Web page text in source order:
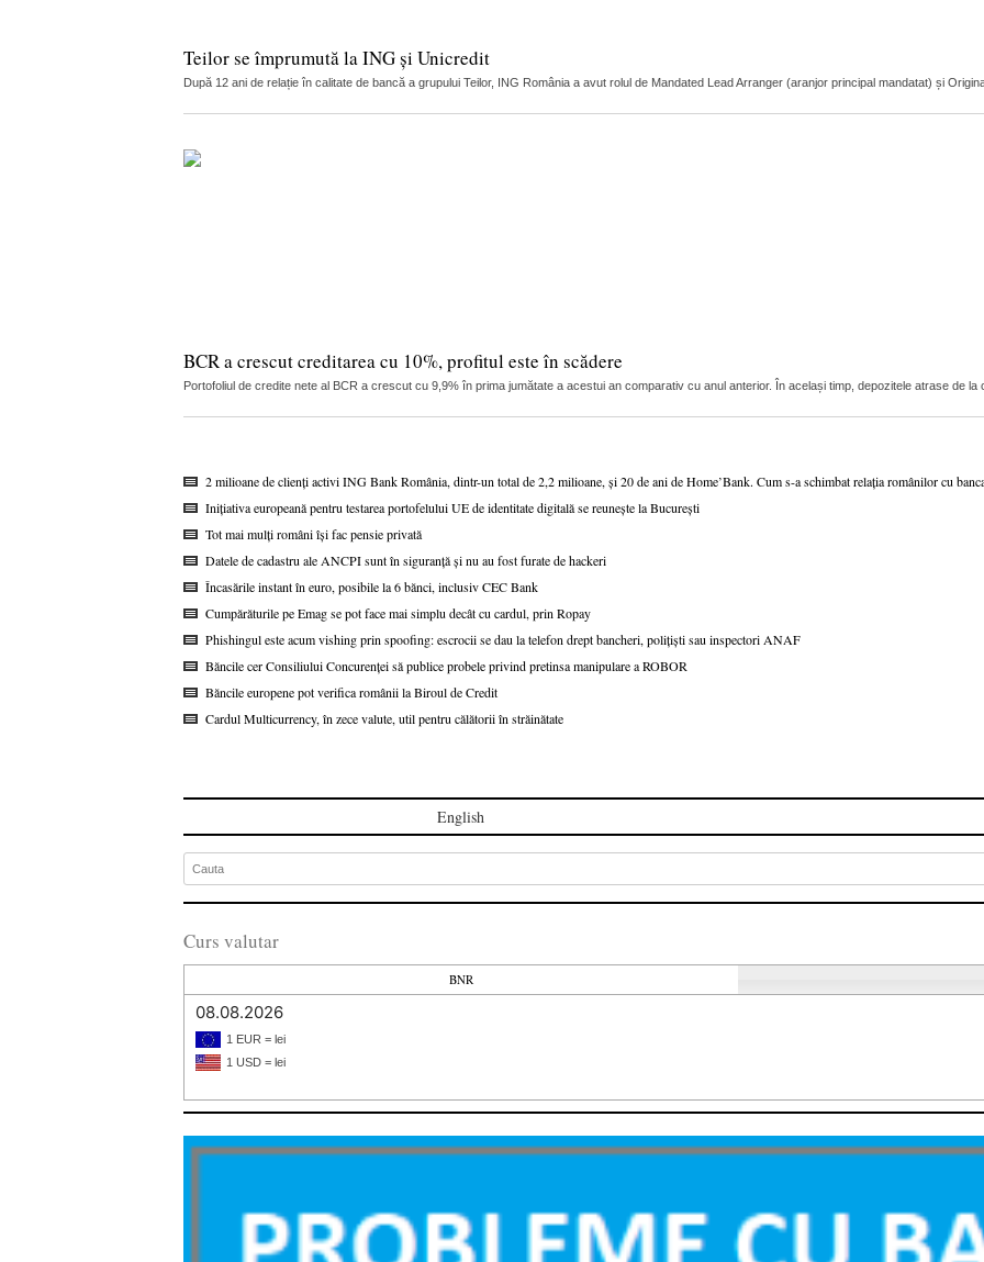
Teilor se împrumută la ING și Unicredit
După 12 ani de relație în calitate de bancă a grupului Teilor, ING România a avut rolul de Mandated Lead Arranger (aranjor principal mandatat) și
BCR a crescut creditarea cu 10%, profitul este în scădere
Portofoliul de credite nete al BCR a crescut cu 9,9% în prima jumătate a acestui an comparativ cu anul anterior. În același timp, depozitele atrase de la
2 milioane de clienți activi ING Bank România, dintr-un total de 2,2 milioane, și 20 de ani de Home’Bank. Cum s-a schimbat relația românilor cu
Inițiativa europeană pentru testarea portofelului UE de identitate digitală se reunește la București
Tot mai mulți români își fac pensie privată
Datele de cadastru ale ANCPI sunt în siguranță și nu au fost furate de hackeri
Încasările instant în euro, posibile la 6 bănci, inclusiv CEC Bank
Cumpărăturile pe Emag se pot face mai simplu decât cu cardul, prin Ropay
Phishingul este acum vishing prin spoofing: escrocii se dau la telefon drept bancheri, polițiști sau inspectori ANAF
Băncile cer Consiliului Concurenței să publice probele privind pretinsa manipulare a ROBOR
Băncile europene pot verifica românii la Biroul de Credit
Cardul Multicurrency, în zece valute, util pentru călătorii în străinătate
English
Curs valutar
BNR
08.08.2026
1 EUR = lei
1 USD = lei